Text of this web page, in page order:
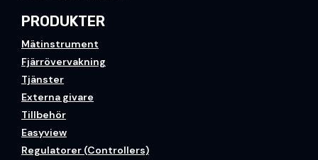
PRODUKTER
Mätinstrument
Fjärrövervakning
Tjänster
Externa givare
Tillbehör
Easyview
Regulatorer (Controllers)